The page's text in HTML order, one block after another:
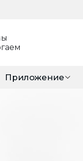
Приложение